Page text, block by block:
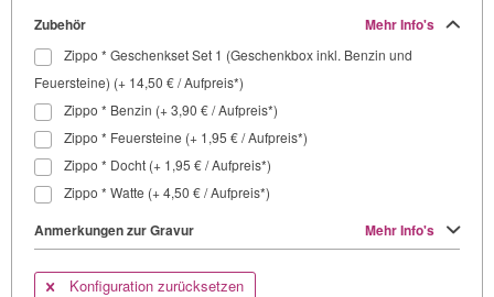
Zubehör Mehr Info's
Zippo * Geschenkset Set 1 (Geschenkbox inkl. Benzin und
Feuersteine) (+ 14,50 € / Aufpreis*)
Zippo * Benzin (+ 3,90 € / Aufpreis*)
Zippo * Feuersteine (+ 1,95 € / Aufpreis*)
Zippo * Docht (+ 1,95 € / Aufpreis*)
Zippo * Watte (+ 4,50 € / Aufpreis*)
Anmerkungen zur Gravur Mehr Info's
Konfiguration zurücksetzen